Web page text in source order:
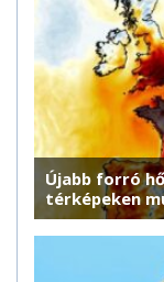
Újabb forró
térképeken